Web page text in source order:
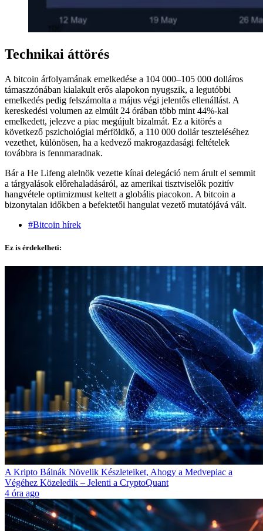
Technikai áttörés
A bitcoin árfolyamának emelkedése a 104 000–105 000 dolláros
támaszzónában kialakult erős alapokon nyugszik, a legutóbbi
emelkedés pedig felszámolta a május végi jelentős ellenállást. A
kereskedési volumen az elmúlt 24 órában több mint 44%-kal
emelkedett, jelezve a piac megújult bizalmát. Ez a kitörés a
következő pszichológiai mérföldkő, a 110 000 dollár teszteléséhez
vezethet, különösen, ha a kedvező makrogazdasági feltételek
továbbra is fennmaradnak.
Bár a He Lifeng alelnök vezette kínai delegáció nem árult el semmit
a tárgyalások előrehaladásáról, az amerikai tisztviselők pozitív
hangvétele optimizmust keltett a globális piacokon. A bitcoin a
bizonytalan időkben a befektetői hangulat vezető mutatójává vált.
#Bitcoin hírek
Ez is érdekelheti:
A Kripto Bálnák Növelik Készleteiket, Ahogy a Medvepiac a
Végéhez Közeledik – Jelenti a CryptoQuant
4 óra ago